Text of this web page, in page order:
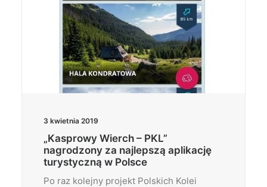
3 kwietnia 2019
„Kasprowy Wierch – PKL”
nagrodzony za najlepszą aplikację
turystyczną w Polsce
Po raz kolejny projekt Polskich Kolei